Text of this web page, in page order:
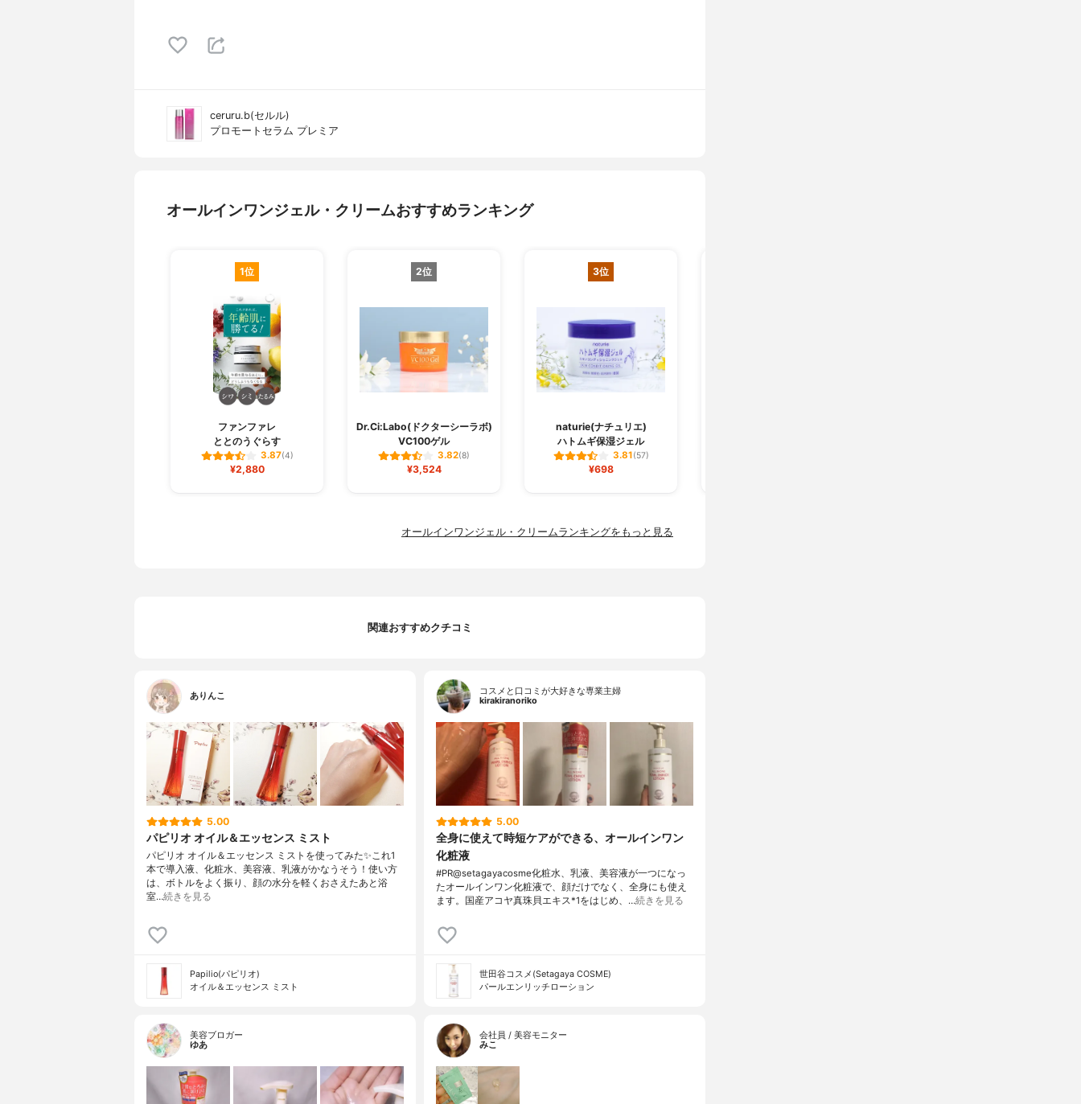
ceruru.b(セルル)
プロモートセラム プレミア
オールインワンジェル・クリームおすすめランキング
1位
ファンファレ
ととのうぐらす
3.87(4)
¥2,880
2位
Dr.Ci:Labo(ドクターシーラボ)
VC100ゲル
3.82(8)
¥3,524
3位
naturie(ナチュリエ)
ハトムギ保湿ジェル
3.81(57)
¥698
オールインワンジェル・クリームランキングをもっと見る
関連おすすめクチコミ
ありんこ
5.00
パピリオ オイル＆エッセンス ミスト
パピリオ オイル＆エッセンス ミストを使ってみた✨これ1
本で導入液、化粧水、美容液、乳液がかなうそう！使い方
は、ボトルをよく振り、顔の水分を軽くおさえたあと浴
室…続きを見る
Papilio(パピリオ)
オイル＆エッセンス ミスト
コスメと口コミが大好きな専業主婦
kirakiranoriko
5.00
全身に使えて時短ケアができる、オールインワン
化粧液
#PR@setagayacosme化粧水、乳液、美容液が一つになっ
たオールインワン化粧液で、顔だけでなく、全身にも使え
ます。国産アコヤ真珠貝エキス*1をはじめ、…続きを見る
世田谷コスメ(Setagaya COSME)
パールエンリッチローション
美容ブロガー
ゆあ
会社員 / 美容モニター
みこ